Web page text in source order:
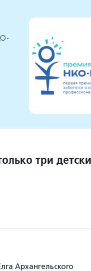
три
Архангельского